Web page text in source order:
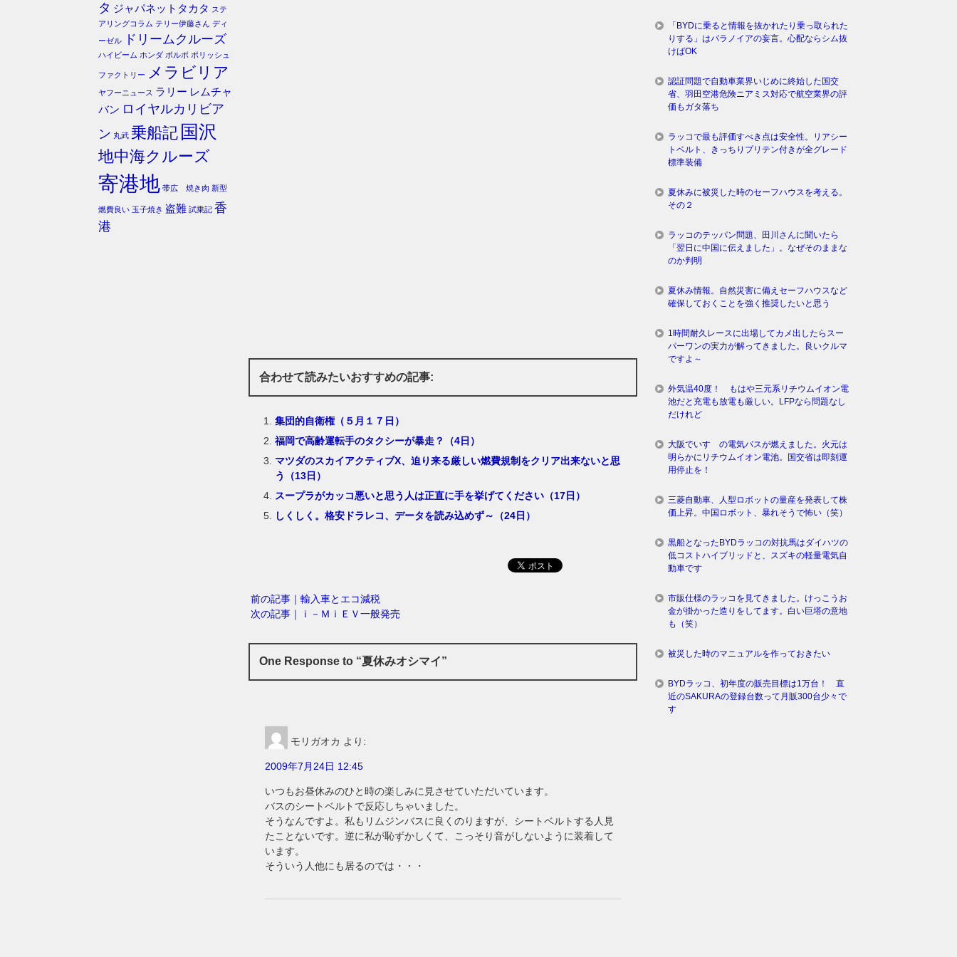
合わせて読みたいおすすめの記事:
集団的自衛権（５月１７日）
福岡で高齢運転手のタクシーが暴走？（4日）
マツダのスカイアクティブX、迫り来る厳しい燃費規制をクリア出来ないと思
う（13日）
スープラがカッコ悪いと思う人は正直に手を挙げてください（17日）
しくしく。格安ドラレコ、データを読み込めず～（24日）
前の記事｜輸入車とエコ減税
次の記事｜ｉ－ＭｉＥＶ一般発売
One Response to “夏休みオシマイ”
モリガオカ より:
2009年7月24日 12:45
いつもお昼休みのひと時の楽しみに見させていただいています。
バスのシートベルトで反応しちゃいました。
そうなんですよ。私もリムジンバスに良くのりますが、シートベルトする人見
たことないです。逆に私が恥ずかしくて、こっそり音がしないように装着して
います。
そういう人他にも居るのでは・・・
タ ジャパネットタカタ ステ
アリングコラム テリー伊藤さん ディ
ーゼル
ドリームクルーズ
ハイビーム ホンダ ボルボ ポリッシュ
ファクトリー メラビリア
ヤフーニュース ラリー レムチャ
バン ロイヤルカリビア
ン 丸武 乗船記 国沢
地中海クルーズ
寄港地 帯広 焼き肉 新型
燃費良い 玉子焼き 盗難 試乗記 香
港
「BYDに乗ると情報を抜かれたり乗っ取られた
りする」はパラノイアの妄言。心配ならシム抜
けばOK
認証問題で自動車業界いじめに終始した国交
省、羽田空港危険ニアミス対応で航空業界の評
価もガタ落ち
ラッコで最も評価すべき点は安全性。リアシー
トベルト、きっちりプリテン付きが全グレード
標準装備
夏休みに被災した時のセーフハウスを考える。
その２
ラッコのテッパン問題、田川さんに聞いたら
「翌日に中国に伝えました」。なぜそのままな
のか判明
夏休み情報。自然災害に備えセーフハウスなど
確保しておくことを強く推奨したいと思う
1時間耐久レースに出場してカメ出したらスー
パーワンの実力が解ってきました。良いクルマ
ですよ～
外気温40度！ もはや三元系リチウムイオン電
池だと充電も放電も厳しい。LFPなら問題なし
だけれど
大阪でいすゞの電気バスが燃えました。火元は
明らかにリチウムイオン電池。国交省は即刻運
用停止を！
三菱自動車、人型ロボットの量産を発表して株
価上昇。中国ロボット、暴れそうで怖い（笑）
黒船となったBYDラッコの対抗馬はダイハツの
低コストハイブリッドと、スズキの軽量電気自
動車です
市販仕様のラッコを見てきました。けっこうお
金が掛かった造りをしてます。白い巨塔の意地
も（笑）
被災した時のマニュアルを作っておきたい
BYDラッコ、初年度の販売目標は1万台！ 直
近のSAKURAの登録台数って月販300台少々で
す